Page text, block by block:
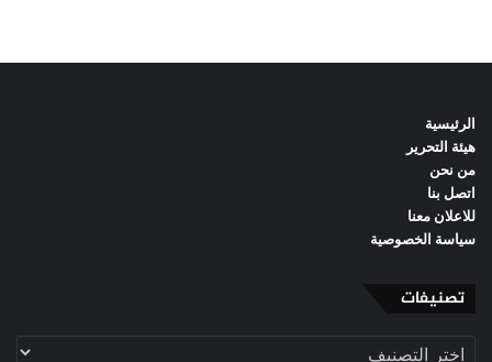
الرئيسية
هيئة التحرير
من نحن
اتصل بنا
للاعلان معنا
سياسة الخصوصية
تصنيفات
تصنيفات